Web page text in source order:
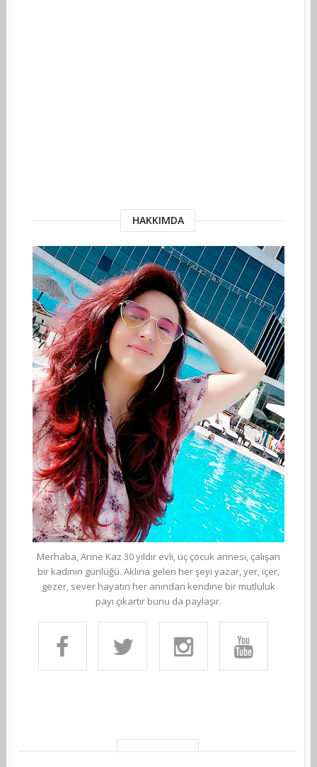
HAKKIMDA
Merhaba, Anne Kaz 30 yıldır evli, üç çocuk annesi, çalışan
bir kadının günlüğü. Aklına gelen her şeyi yazar, yer, içer,
gezer, sever hayatın her anından kendine bir mutluluk
payı çıkartır bunu da paylaşır.